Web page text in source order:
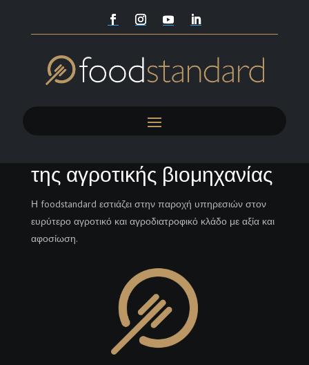
της αγροτικής βιομηχανίας
Η foodstandard εστιάζει στην παροχή υπηρεσιών στον
ευρύτερο αγροτικό και αγροδιατροφικό κλάδο με αξία και
αφοσίωση.